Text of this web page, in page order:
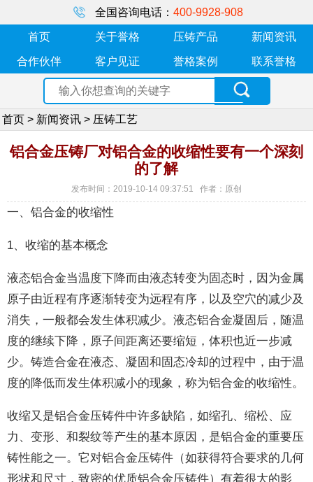
全国咨询电话： 400-9928-908
首页 关于誉格 压铸产品 新闻资讯
合作伙伴 客户见证 誉格案例 联系誉格
首页 > 新闻资讯 > 压铸工艺
铝合金压铸厂对铝合金的收缩性要有一个深刻
的了解
发布时间：2019-10-14 09:37:51 作者：原创
一、铝合金的收缩性
1、收缩的基本概念
液态铝合金当温度下降而由液态转变为固态时，因为金属
原子由近程有序逐渐转变为远程有序，以及空穴的减少及
消失，一般都会发生体积减少。液态铝合金凝固后，随温
度的继续下降，原子间距离还要缩短，体积也近一步减
少。铸造合金在液态、凝固和固态冷却的过程中，由于温
度的降低而发生体积减小的现象，称为铝合金的收缩性。
收缩又是铝合金压铸件中许多缺陷，如缩孔、缩松、应
力、变形、和裂纹等产生的基本原因，是铝合金的重要压
铸性能之一。它对铝合金压铸件（如获得符合要求的几何
形状和尺寸，致密的优质铝合金压铸件）有着很大的影